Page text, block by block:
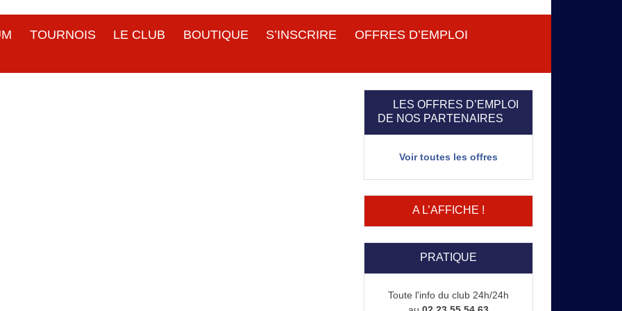
TOURNOIS LE CLUB BOUTIQUE S’INSCRIRE OFFRES D’EMPLOI
LES OFFRES D’EMPLOI
DE NOS PARTENAIRES
Voir toutes les offres
A L’AFFICHE !
PRATIQUE
Toute l'info du club 24h/24h